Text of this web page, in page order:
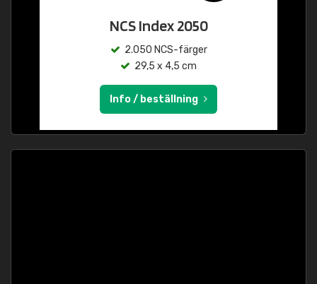
NCS Index 2050
2.050 NCS-färger
29,5 x 4,5 cm
Info / beställning